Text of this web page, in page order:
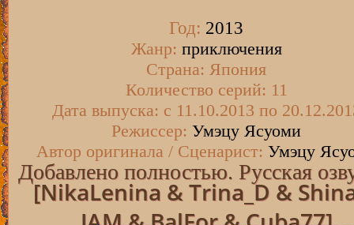
Год: 2013
Жанр: приключения
Страна: Япония
Количество серий: 11
Дата выпуска: c 11.10.2013 по
Режиссер: Умэцу Ясуоми
Автор оригинала / Сценарист: Умэцу
Добавлено полностью. Русская
[NikaLenina & Trina_D &
JAM & BalFor & Cuba77]